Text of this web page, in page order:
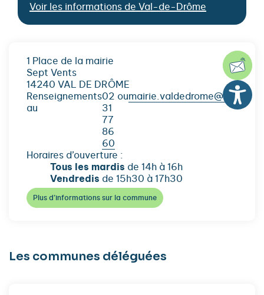
Voir les informations de Val-de-Drôme
1 Place de la mairie
Sept Vents
14240 VAL DE DRÔME
Renseignements
au
02
31
77
86
60
ou
Horaires d’ouverture :
Tous les mardis de 14h à 16h
Vendredis de 15h30 à 17h30
Plus d’informations sur la commune
Les communes déléguées